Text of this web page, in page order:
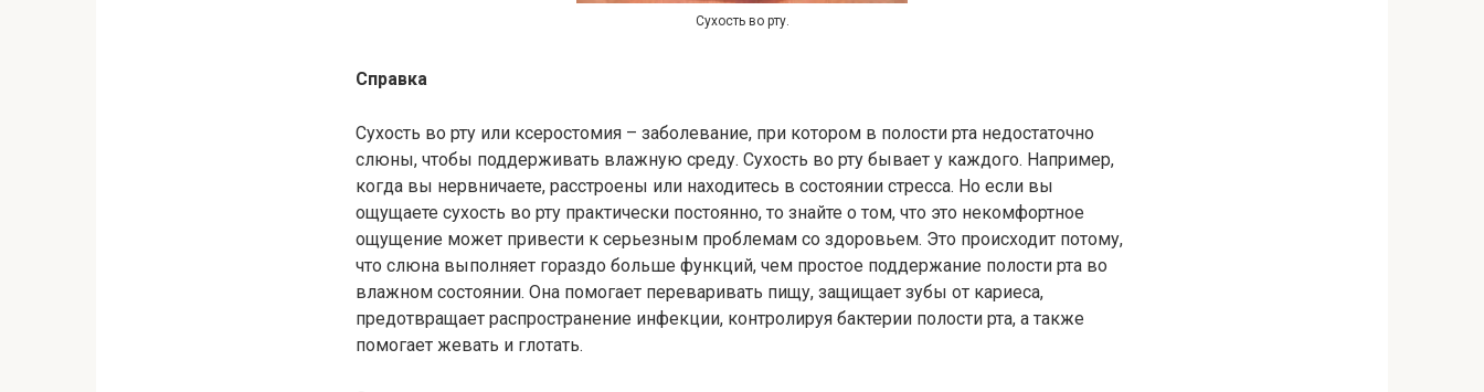
Сухость во рту.
Справка
Сухость во рту или ксеростомия – заболевание, при котором в полости рта недостаточно
слюны, чтобы поддерживать влажную среду. Сухость во рту бывает у каждого. Например,
когда вы нервничаете, расстроены или находитесь в состоянии стресса. Но если вы
ощущаете сухость во рту практически постоянно, то знайте о том, что это некомфортное
ощущение может привести к серьезным проблемам со здоровьем. Это происходит потому,
что слюна выполняет гораздо больше функций, чем простое поддержание полости рта во
влажном состоянии. Она помогает переваривать пищу, защищает зубы от кариеса,
предотвращает распространение инфекции, контролируя бактерии полости рта, а также
помогает жевать и глотать.